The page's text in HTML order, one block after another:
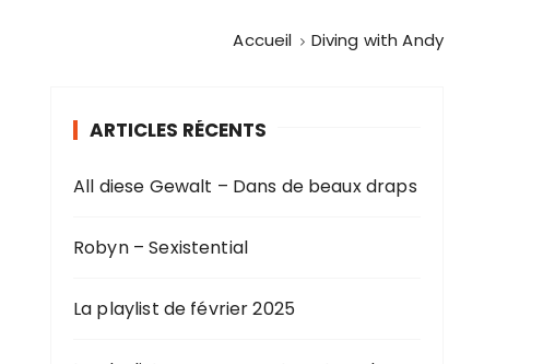
Accueil Diving with Andy
ARTICLES RÉCENTS
All diese Gewalt – Dans de beaux draps
Robyn – Sexistential
La playlist de février 2025